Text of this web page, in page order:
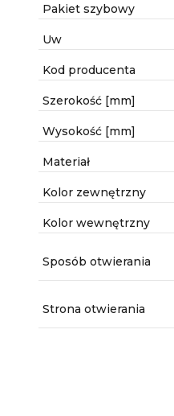
Pakiet szybowy
Uw
Kod producenta
Szerokość [mm]
Wysokość [mm]
Materiał
Kolor zewnętrzny
Kolor wewnętrzny
Sposób otwierania
Strona otwierania